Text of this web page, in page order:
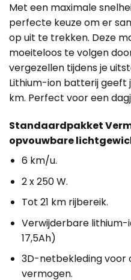
Met een maximale
perfecte keuze om er
op uit te trekken. Deze
moeiteloos te volgen
vergezellen tijdens je
Lithium-ion batterij geeft
km. Perfect voor een
Standaardpakket
opvouwbare
6 km/u.
2 x 250 W.
Tot 21 km rijbereik.
Verwijderbare lithium-
17,5Ah)
3D-netbekleding
vermogen.